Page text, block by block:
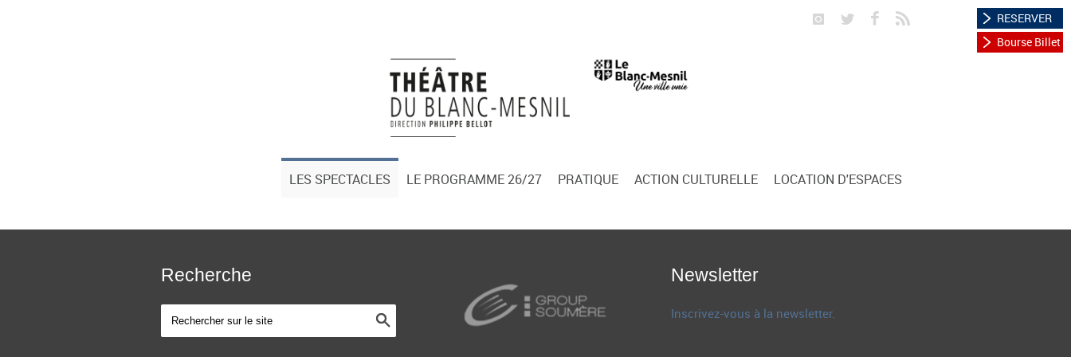
RESERVER
Bourse Billet
LES SPECTACLES LE PROGRAMME 26/27 PRATIQUE ACTION CULTURELLE LOCATION D'ESPACES
Recherche Newsletter
Inscrivez-vous à la newsletter.